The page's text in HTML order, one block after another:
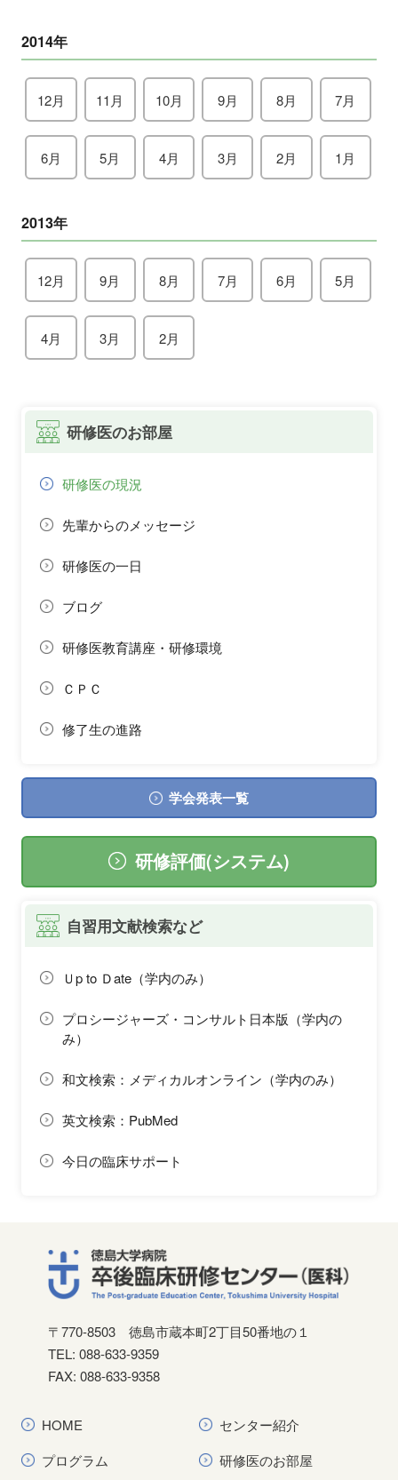
2014年
12月 11月 10月 9月 8月 7月
6月 5月 4月 3月 2月 1月
2013年
12月 9月 8月 7月 6月 5月
4月 3月 2月
研修医のお部屋
研修医の現況
先輩からのメッセージ
研修医の一日
ブログ
研修医教育講座・研修環境
ＣＰＣ
修了生の進路
学会発表一覧
研修評価(システム)
自習用文献検索など
Ｕp to Ｄate（学内のみ）
プロシージャーズ・コンサルト日本版（学内の
み）
和文検索：メディカルオンライン（学内のみ）
英文検索：PubMed
今日の臨床サポート
〒770-8503
徳島市蔵本町2丁目50番地の１
TEL: 088-633-9359
FAX: 088-633-9358
HOME
センター紹介
プログラム
研修医のお部屋